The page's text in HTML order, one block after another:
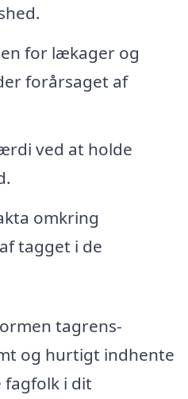
for lækager og
forårsaget af
ved at holde
omkring
tagget i de
tagrens-
og hurtigt indhente
i dit